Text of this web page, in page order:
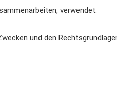
verwendet.
und den